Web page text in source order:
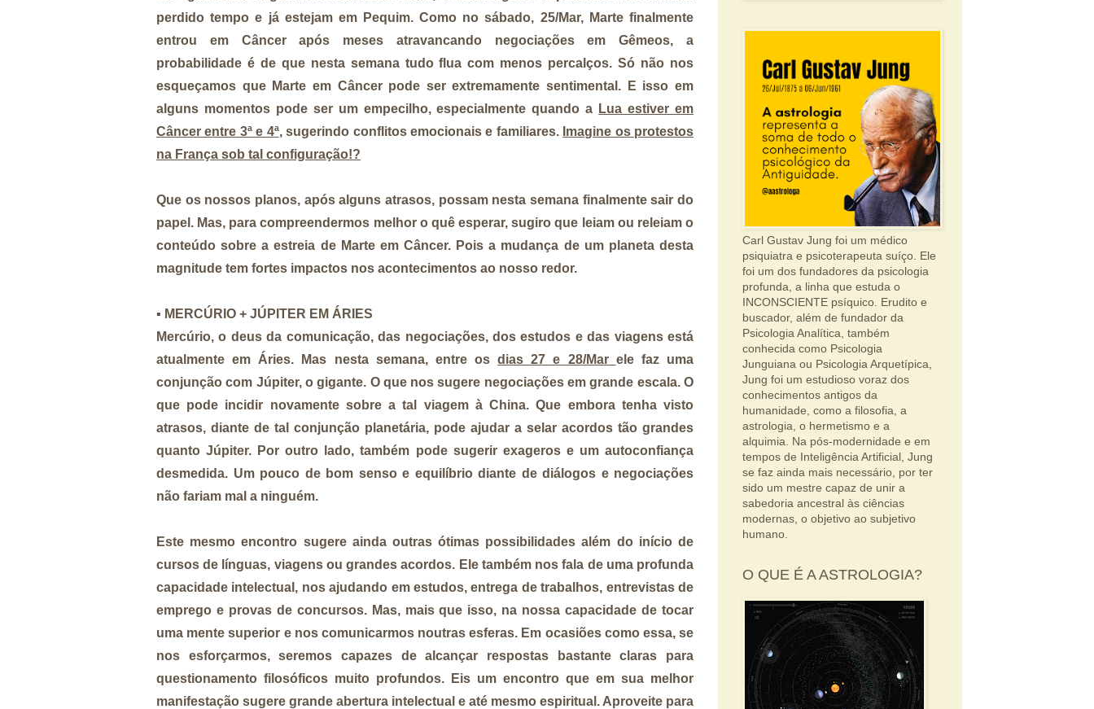
perdido tempo e já estejam em Pequim. Como no sábado, 25/Mar, Marte finalmente
entrou em Câncer após meses atravancando negociações em Gêmeos, a
probabilidade é de que nesta semana tudo flua com menos percalços. Só não nos
esqueçamos que Marte em Câncer pode ser extremamente sentimental. E isso em
alguns momentos pode ser um empecilho, especialmente quando a Lua estiver em
Câncer entre 3ª e 4ª, sugerindo conflitos emocionais e familiares. Imagine os protestos
na França sob tal configuração!?
Que os nossos planos, após alguns atrasos, possam nesta semana finalmente sair do
papel. Mas, para compreendermos melhor o quê esperar, sugiro que leiam ou releiam o
conteúdo sobre a estreia de Marte em Câncer. Pois a mudança de um planeta desta
magnitude tem fortes impactos nos acontecimentos ao nosso redor.
▪️ MERCÚRIO + JÚPITER EM ÁRIES
Mercúrio, o deus da comunicação, das negociações, dos estudos e das viagens está
atualmente em Áries. Mas nesta semana, entre osdias 27 e 28/Mar ele faz uma
conjunção com Júpiter, o gigante. O que nos sugere negociações em grande escala. O
que pode incidir novamente sobre a tal viagem à China. Que embora tenha visto
atrasos, diante de tal conjunção planetária, pode ajudar a selar acordos tão grandes
quanto Júpiter. Por outro lado, também pode sugerir exageros e um autoconfiança
desmedida. Um pouco de bom senso e equilíbrio diante de diálogos e negociações
não fariam mal a ninguém.
Este mesmo encontro sugere ainda outras ótimas possibilidades além do início de
cursos de línguas, viagens ou grandes acordos. Ele também nos fala de uma profunda
capacidade intelectual, nos ajudando em estudos, entrega de trabalhos, entrevistas de
emprego e provas de concursos. Mas, mais que isso, na nossa capacidade de tocar
uma mente superior e nos comunicarmos noutras esferas. Em ocasiões como essa, se
nos esforçarmos, seremos capazes de alcançar respostas bastante claras para
questionamento filosóficos muito profundos. Eis um encontro que em sua melhor
manifestação sugere grande abertura intelectual e até mesmo espiritual. Aproveite para
Carl Gustav Jung foi um médico
psiquiatra e psicoterapeuta suíço. Ele
foi um dos fundadores da psicologia
profunda, a linha que estuda o
INCONSCIENTE psíquico. Erudito e
buscador, além de fundador da
Psicologia Analítica, também
conhecida como Psicologia
Junguiana ou Psicologia Arquetípica,
Jung foi um estudioso voraz dos
conhecimentos antigos da
humanidade, como a filosofia, a
astrologia, o hermetismo e a
alquimia. Na pós-modernidade e em
tempos de Inteligência Artificial, Jung
se faz ainda mais necessário, por ter
sido um mestre capaz de unir a
sabedoria ancestral às ciências
modernas, o objetivo ao subjetivo
humano.
O QUE É A ASTROLOGIA?